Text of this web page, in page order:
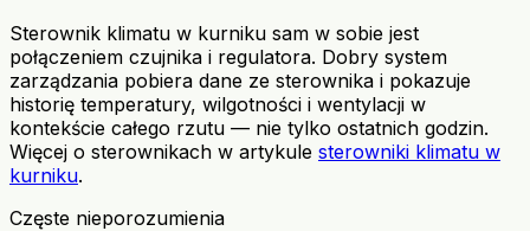
Sterownik klimatu w kurniku sam w sobie jest
połączeniem czujnika i regulatora. Dobry system
zarządzania pobiera dane ze sterownika i pokazuje
historię temperatury, wilgotności i wentylacji w
kontekście całego rzutu — nie tylko ostatnich godzin.
Więcej o sterownikach w artykule sterowniki klimatu w
kurniku.
Częste nieporozumienia